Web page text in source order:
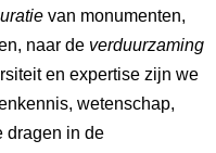
van monumenten,
naar de verduurzaming
en expertise zijn we
wetenschap,
dragen in de